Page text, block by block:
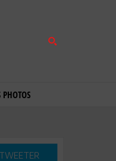
TWEETER